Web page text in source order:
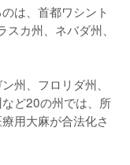
は、首都ワシント
カ州、ネバダ州、
州、フロリダ州、
ど20の州では、所
用大麻が合法化さ